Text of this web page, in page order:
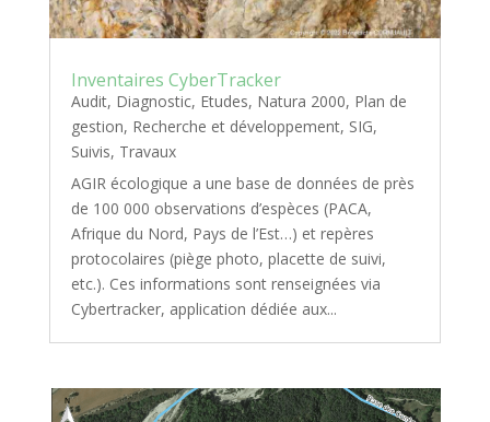
Inventaires CyberTracker
Audit, Diagnostic, Etudes, Natura 2000, Plan de
gestion, Recherche et développement, SIG,
Suivis, Travaux
AGIR écologique a une base de données de près
de 100 000 observations d’espèces (PACA,
Afrique du Nord, Pays de l’Est…) et repères
protocolaires (piège photo, placette de suivi,
etc.). Ces informations sont renseignées via
Cybertracker, application dédiée aux...